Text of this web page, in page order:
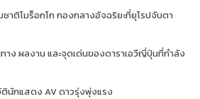
าติโมร็อกโก กองกลางอัจฉริยะที่ยุโรปจับตา
ทาง ผลงาน และจุดเด่นของดาราเอวีญี่ปุ่นที่กำลัง
วัตินักแสดง AV ดาวรุ่งพุ่งแรง